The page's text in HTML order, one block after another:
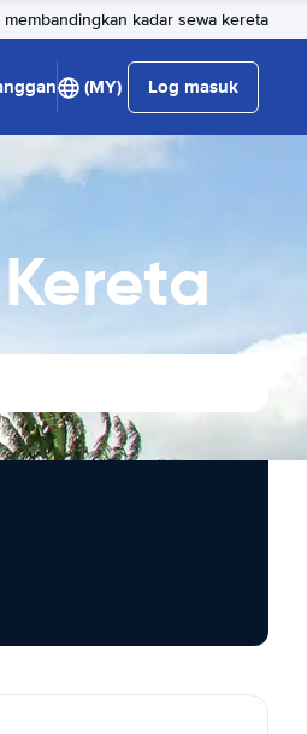
membandingkan kadar sewa kereta
(MY) Log masuk